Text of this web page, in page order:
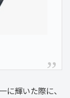
に輝いた際に、